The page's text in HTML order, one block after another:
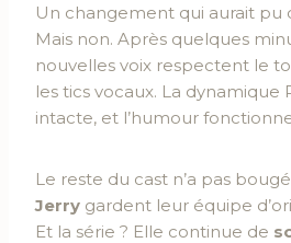
Un changement qui aurait pu
Mais non. Après quelques
nouvelles voix respectent le
les tics vocaux. La dynamique
intacte, et l’humour
Le reste du cast n’a pas bougé
Jerry gardent leur équipe
Et la série ? Elle continue de